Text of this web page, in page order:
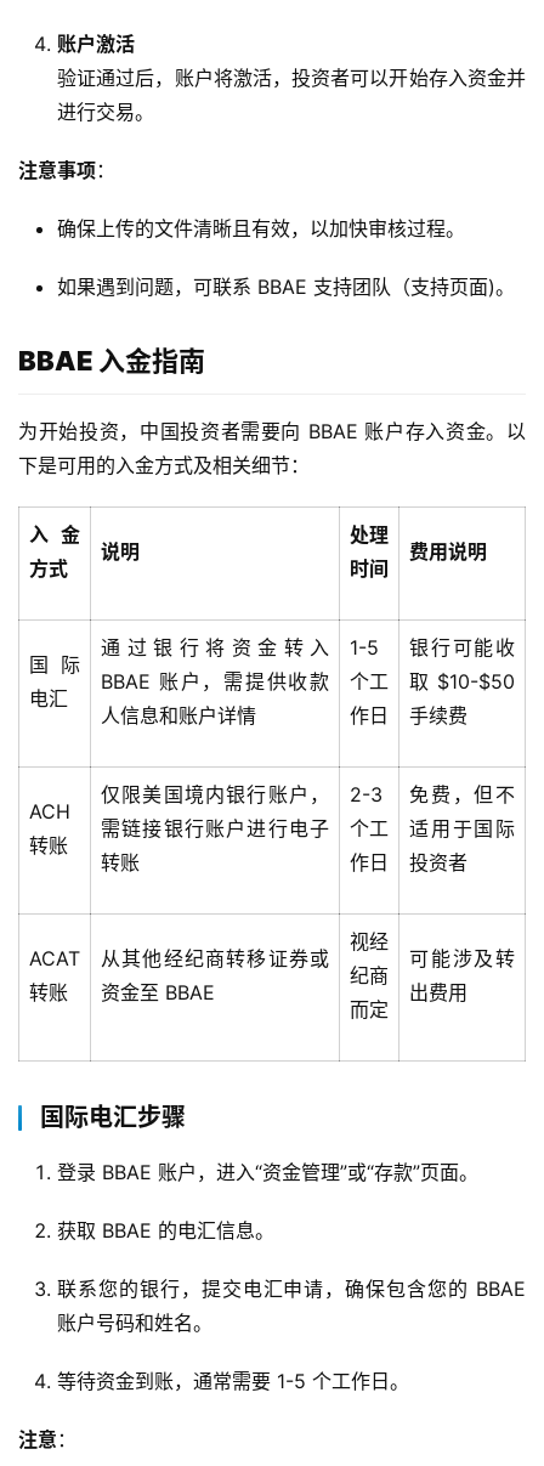
账户激活
验证通过后，账户将激活，投资者可以开始存入资金并
进行交易。
注意事项：
确保上传的文件清晰且有效，以加快审核过程。
如果遇到问题，可联系 BBAE 支持团队（支持页面)。
BBAE 入金指南
为开始投资，中国投资者需要向 BBAE 账户存入资金。以
下是可用的入金方式及相关细节：
入金
方式
说明
处理
时间
费用说明
国际
电汇
通过银行将资金转入
BBAE 账户，需提供收款
人信息和账户详情
1-5
个工
作日
银行可能收
取 $10-$50
手续费
ACH
转账
仅限美国境内银行账户，
需链接银行账户进行电子
转账
2-3
个工
作日
免费，但不
适用于国际
投资者
ACAT
转账
从其他经纪商转移证券或
资金至 BBAE
视经
纪商
而定
可能涉及转
出费用
国际电汇步骤
登录 BBAE 账户，进入“资金管理”或“存款”页面。
获取 BBAE 的电汇信息。
联系您的银行，提交电汇申请，确保包含您的 BBAE
账户号码和姓名。
等待资金到账，通常需要 1-5 个工作日。
注意 ：